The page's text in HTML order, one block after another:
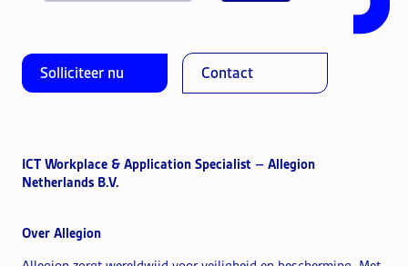
Solliciteer nu Contact
ICT Workplace & Application Specialist – Allegion
Netherlands B.V.
Over Allegion